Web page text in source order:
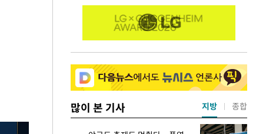
많이 본 기사 지방 종합